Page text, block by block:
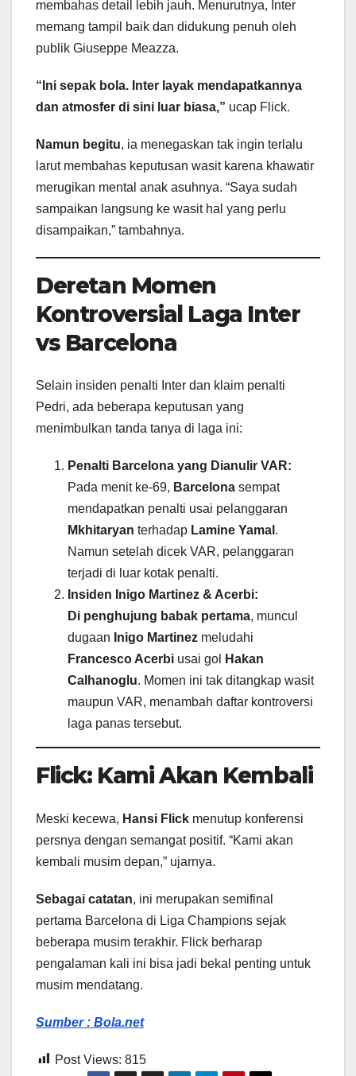
membahas detail lebih jauh. Menurutnya, Inter
memang tampil baik dan didukung penuh oleh
publik Giuseppe Meazza.
“Ini sepak bola. Inter layak mendapatkannya
dan atmosfer di sini luar biasa,” ucap Flick.
Namun begitu, ia menegaskan tak ingin terlalu
larut membahas keputusan wasit karena khawatir
merugikan mental anak asuhnya. “Saya sudah
sampaikan langsung ke wasit hal yang perlu
disampaikan,” tambahnya.
Deretan Momen
Kontroversial Laga Inter
vs Barcelona
Selain insiden penalti Inter dan klaim penalti
Pedri, ada beberapa keputusan yang
menimbulkan tanda tanya di laga ini:
Penalti Barcelona yang Dianulir VAR:
Pada menit ke-69, Barcelona sempat
mendapatkan penalti usai pelanggaran
Mkhitaryan terhadap Lamine Yamal .
Namun setelah dicek VAR, pelanggaran
terjadi di luar kotak penalti.
Insiden Inigo Martinez & Acerbi:
Di penghujung babak pertama, muncul
dugaan Inigo Martinez meludahi
Francesco Acerbi usai gol
Hakan
Calhanoglu. Momen ini tak ditangkap wasit
maupun VAR, menambah daftar kontroversi
laga panas tersebut.
Flick: Kami Akan Kembali
Meski kecewa, Hansi Flick menutup konferensi
persnya dengan semangat positif. “Kami akan
kembali musim depan,” ujarnya.
Sebagai catatan, ini merupakan semifinal
pertama Barcelona di Liga Champions sejak
beberapa musim terakhir. Flick berharap
pengalaman kali ini bisa jadi bekal penting untuk
musim mendatang.
Sumber : Bola.net
Post Views: 815